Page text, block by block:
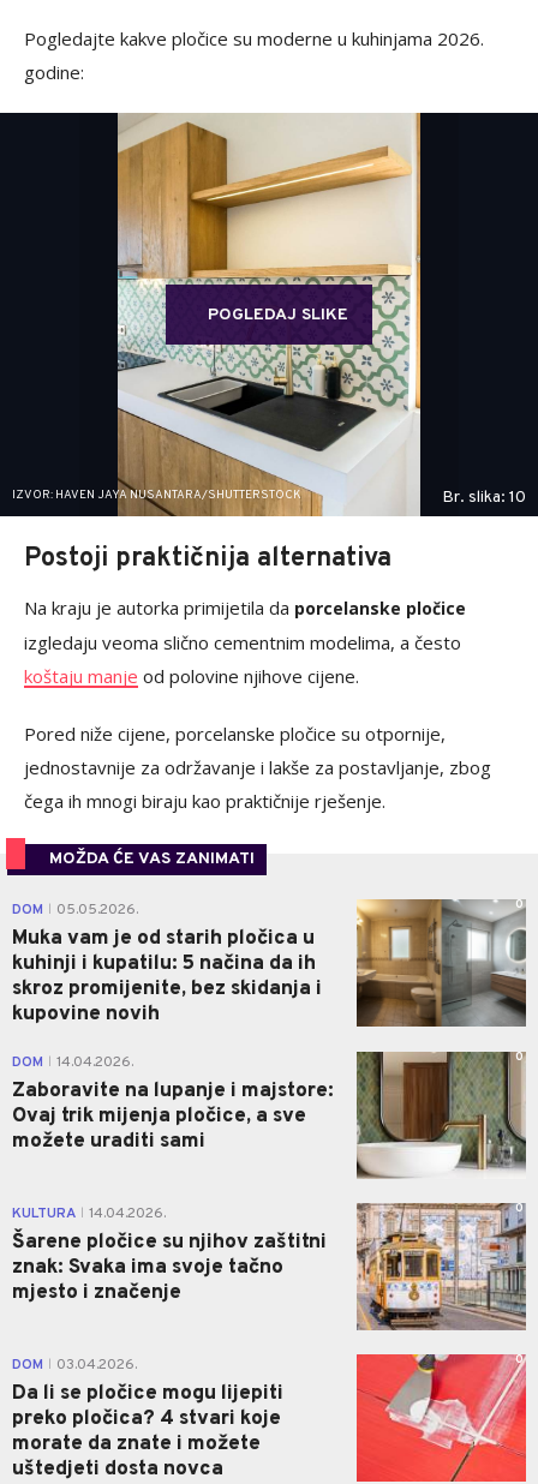
Pogledajte kakve pločice su moderne u kuhinjama 2026.
godine:
POGLEDAJ SLIKE
IZVOR: HAVEN JAYA NUSANTARA/SHUTTERSTOCK Br. slika: 10
Postoji praktičnija alternativa
Na kraju je autorka primijetila da porcelanske pločice
izgledaju veoma slično cementnim modelima, a često
koštaju manje od polovine njihove cijene.
Pored niže cijene, porcelanske pločice su otpornije,
jednostavnije za održavanje i lakše za postavljanje, zbog
čega ih mnogi biraju kao praktičnije rješenje.
MOŽDA ĆE VAS ZANIMATI
DOM 05.05.2026.
Muka vam je od starih pločica u
kuhinji i kupatilu: 5 načina da ih
skroz promijenite, bez skidanja i
kupovine novih
0
DOM 14.04.2026.
Zaboravite na lupanje i majstore:
Ovaj trik mijenja pločice, a sve
možete uraditi sami
0
KULTURA 14.04.2026.
Šarene pločice su njihov zaštitni
znak: Svaka ima svoje tačno
mjesto i značenje
0
DOM 03.04.2026.
Da li se pločice mogu lijepiti
preko pločica? 4 stvari koje
morate da znate i možete
uštedjeti dosta novca
0